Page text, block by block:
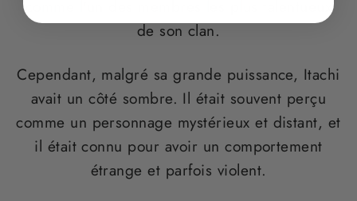
comme l'un des membres les plus talentueux
de son clan.
Cependant, malgré sa grande puissance, Itachi
avait un côté sombre. Il était souvent perçu
comme un personnage mystérieux et distant, et
il était connu pour avoir un comportement
étrange et parfois violent.